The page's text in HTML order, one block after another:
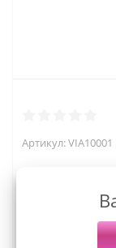
Артикул:VIA10001